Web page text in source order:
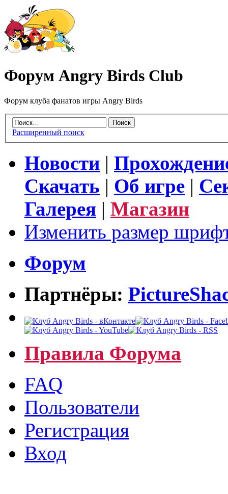
Форум Angry Birds Club
Форум клуба фанатов игры Angry Birds
Расширенный поиск
Новости |
Скачать | Об игре |
Галерея | Магазин
Изменить размер
Форум
Партнёры:
Правила Форума
FAQ
Пользователи
Регистрация
Вход